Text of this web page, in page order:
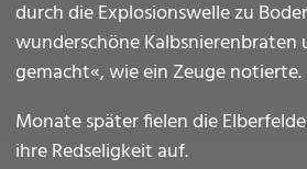
durch die Explosionswelle zu
wunderschöne Kalbsnierenbraten
gemacht«, wie ein Zeuge notierte.
Monate später fielen die
ihre Redseligkeit auf.